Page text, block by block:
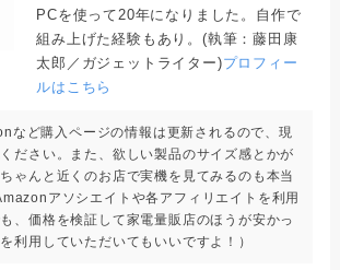
PCを使って20年になりました。自作で
組み上げた経験もあり。(執筆：藤田康
太郎／ガジェットライター)プロフィー
ルはこちら
など購入ページの情報は更新されるので、現
ださい。また、欲しい製品のサイズ感とかが
ゃんと近くのお店で実機を見てみるのも本当
アソシエイトや各アフィリエイトを利用
、価格を検証して家電量販店のほうが安かっ
利用していただいてもいいですよ！）